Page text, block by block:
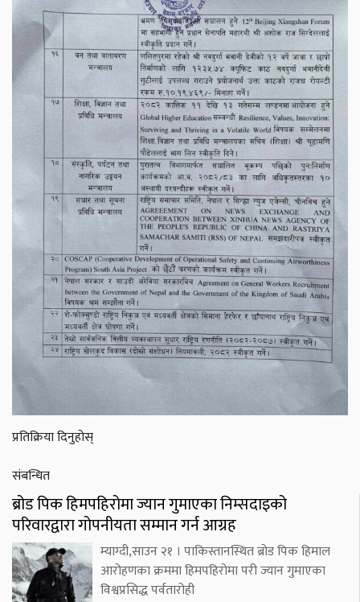
प्रतिक्रिया दिनुहोस्
संबन्धित
ब्रोड पिक हिमपहिरोमा ज्यान गुमाएका निम्सदाइको
परिवारद्वारा गोपनीयता सम्मान गर्न आग्रह
म्याग्दी,साउन २१ । पाकिस्तानस्थित ब्रोड पिक हिमाल
आरोहणका क्रममा हिमपहिरोमा परी ज्यान गुमाएका
विश्वप्रसिद्ध पर्वतारोही